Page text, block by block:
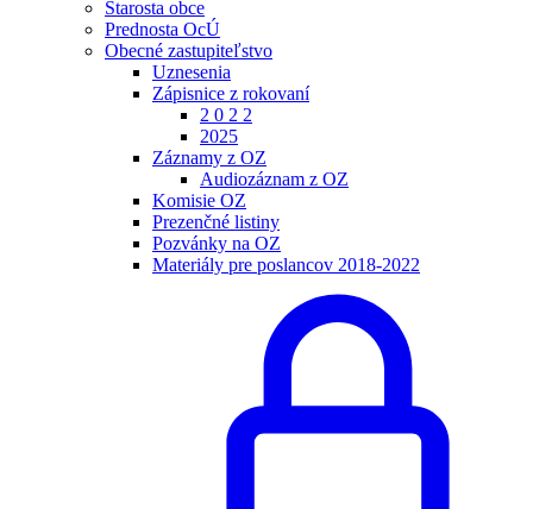
Starosta obce
Prednosta OcÚ
Obecné zastupiteľstvo
Uznesenia
Zápisnice z rokovaní
2 0 2 2
2025
Záznamy z OZ
Audiozáznam z OZ
Komisie OZ
Prezenčné listiny
Pozvánky na OZ
Materiály pre poslancov 2018-2022